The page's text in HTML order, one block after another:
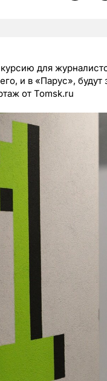
для
и в «Парус», будут
от Tomsk.ru